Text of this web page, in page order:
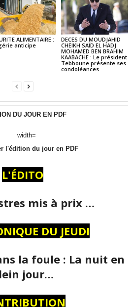
ALIMENTAIRE :
anticipe
DECES DU MOUDJAHID
CHEIKH SAÏD EL HADJ
MOHAMED BEN BRAHIM
KAABACHE : Le président
Tebboune présente ses
condoléances
DU JOUR EN PDF
l'édition du jour en PDF
L'ÉDITO
mis à prix …
DU JEUDI
la foule : La nuit en
jour…